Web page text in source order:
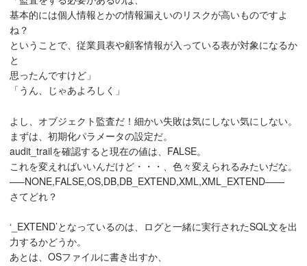
基本的には個人情報とかの情報漏えいのリスクが高いものですよ
ね？
ということで、従業員表や顧客情報が入っている表が対象になるか
と
思ったんですけど」
「うん、じゃあよろしく」
よし、オブジェクト監査だ！細かい失敗は気にしない気にしない。
まずは、初期化パラメータの設定だ。
audit_trailを確認すると現在の値は、FALSE。
これを変えればいいんだけど・・・、色々変えられるみたいだな。
—–NONE,FALSE,OS,DB,DB_EXTEND,XML,XML_EXTEND——
さてどれ？
‘_EXTEND’となっているのは、ログと一緒に実行されたSQL文を出
力するかどうか。
あとは、OSファイルに書き出すか、